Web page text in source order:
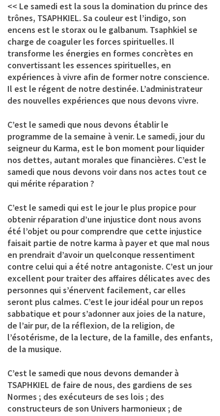
<< Le samedi est la sous la domination du prince des
trônes, TSAPHKIEL. Sa couleur est l’indigo, son
encens est le storax ou le galbanum. Tsaphkiel se
charge de coaguler les forces spirituelles. Il
transforme les énergies en formes concrètes en
convertissant les essences spirituelles, en
expériences à vivre afin de former notre conscience.
Il est le régent de notre destinée. L’administrateur
des nouvelles expériences que nous devons vivre.
C’est le samedi que nous devons établir le
programme de la semaine à venir. Le samedi, jour du
seigneur du Karma, est le bon moment pour liquider
nos dettes, autant morales que financières. C’est le
samedi que nous devons voir dans nos actes tout ce
qui mérite réparation ?
C’est le samedi qui est le jour le plus propice pour
obtenir réparation d’une injustice dont nous avons
été l’objet ou pour comprendre que cette injustice
faisait partie de notre karma à payer et que mal nous
en prendrait d’avoir un quelconque ressentiment
contre celui qui a été notre antagoniste. C’est un jour
excellent pour traiter des affaires délicates avec des
personnes qui s’énervent facilement, car elles
seront plus calmes. C’est le jour idéal pour un repos
sabbatique et pour s’adonner aux joies de la nature,
de l’air pur, de la réflexion, de la religion, de
l’ésotérisme, de la lecture, de la famille, des enfants,
de la musique.
C’est le samedi que nous devons demander à
TSAPHKIEL de faire de nous, des gardiens de ses
Normes ; des exécuteurs de ses lois ; des
constructeurs de son Univers harmonieux ; de